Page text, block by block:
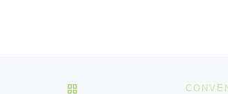
VOLTAR À LISTA DE